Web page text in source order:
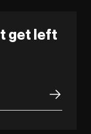
get left